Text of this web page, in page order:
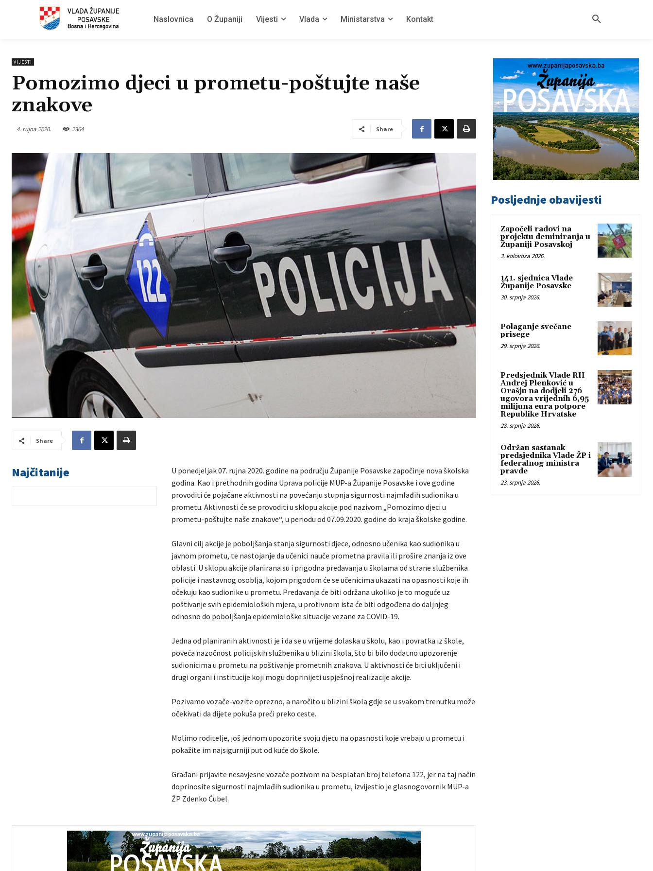
Naslovnica O Županiji Vijesti Vlada Ministarstva Kontakt
VIJESTI
Pomozimo djeci u prometu-poštujte naše
znakove
4. rujna 2020. 2364 Share
Share
Najčitanije
U ponedjeljak 07. rujna 2020. godine na području Županije Posavske započinje nova školska
godina. Kao i prethodnih godina Uprava policije MUP-a Županije Posavske i ove godine
provoditi će pojačane aktivnosti na povećanju stupnja sigurnosti najmlađih sudionika u
prometu. Aktivnosti će se provoditi u sklopu akcije pod nazivom „Pomozimo djeci u
prometu-poštujte naše znakove“, u periodu od 07.09.2020. godine do kraja školske godine.
Glavni cilj akcije je poboljšanja stanja sigurnosti djece, odnosno učenika kao sudionika u
javnom prometu, te nastojanje da učenici nauče prometna pravila ili prošire znanja iz ove
oblasti. U sklopu akcije planirana su i prigodna predavanja u školama od strane službenika
policije i nastavnog osoblja, kojom prigodom će se učenicima ukazati na opasnosti koje ih
očekuju kao sudionike u prometu. Predavanja će biti održana ukoliko je to moguće uz
poštivanje svih epidemioloških mjera, u protivnom ista će biti odgođena do daljnjeg
odnosno do poboljšanja epidemiološke situacije vezane za COVID-19.
Jedna od planiranih aktivnosti je i da se u vrijeme dolaska u školu, kao i povratka iz škole,
poveća nazočnost policijskih službenika u blizini škola, što bi bilo dodatno upozorenje
sudionicima u prometu na poštivanje prometnih znakova. U aktivnosti će biti uključeni i
drugi organi i institucije koji mogu doprinijeti uspješnoj realizacije akcije.
Pozivamo vozače-vozite oprezno, a naročito u blizini škola gdje se u svakom trenutku može
očekivati da dijete pokuša preći preko ceste.
Molimo roditelje, još jednom upozorite svoju djecu na opasnosti koje vrebaju u prometu i
pokažite im najsigurniji put od kuće do škole.
Građani prijavite nesavjesne vozače pozivom na besplatan broj telefona 122, jer na taj način
doprinosite sigurnosti najmlađih sudionika u prometu, izvijestio je glasnogovornik MUP-a
ŽP Zdenko Ćubel.
Posljednje obavijesti
Započeli radovi na
projektu deminiranja u
Županiji Posavskoj
3. kolovoza 2026.
141. sjednica Vlade
Županije Posavske
30. srpnja 2026.
Polaganje svečane
prisege
29. srpnja 2026.
Predsjednik Vlade RH
Andrej Plenković u
Orašju na dodjeli 276
ugovora vrijednih 6,95
milijuna eura potpore
Republike Hrvatske
28. srpnja 2026.
Održan sastanak
predsjednika Vlade ŽP i
federalnog ministra
pravde
23. srpnja 2026.